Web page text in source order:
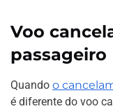
Voo
passageiro
Quando o
é diferente do voo